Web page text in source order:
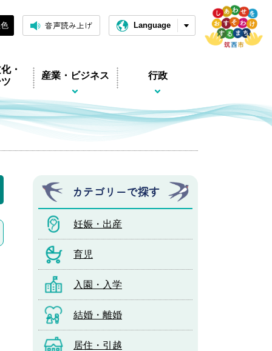
音声読み上げ Language
・
産業・ビジネス 行政
カテゴリーで探す
妊娠・出産
育児
入園・入学
結婚・離婚
居住・引越